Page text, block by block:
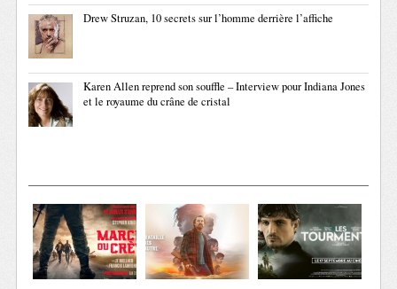
Drew Struzan, 10 secrets sur l’homme derrière l’affiche
Karen Allen reprend son souffle – Interview pour Indiana Jones
et le royaume du crâne de cristal